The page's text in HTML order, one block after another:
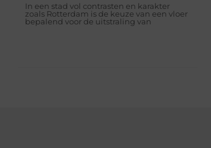
In een stad vol contrasten en karakter
zoals Rotterdam is de keuze van een vloer
bepalend voor de uitstraling van